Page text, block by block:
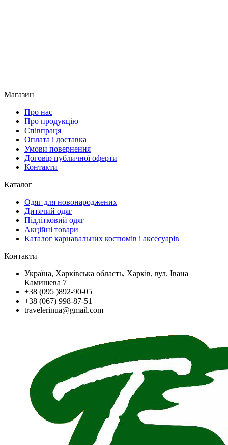
Магазин
Про нас
Про продукцію
Співпраця
Оплата і доставка
Умови повернення
Договір публичної оферти
Контакти
Каталог
Одяг для новонароджених
Дитячий одяг
Підлітковий одяг
Акційні товари
Каталог карнавальних костюмів і аксесуарів
Контакти
Україна, Харківська область, Харків, вул. Івана
Камишева 7
+38 (095 )892-90-05
+38 (067) 998-87-51
travelerinua@gmail.com